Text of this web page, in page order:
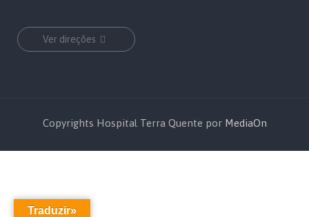
Ver direções
Copyrights Hospital Terra Quente por MediaOn
Traduzir»